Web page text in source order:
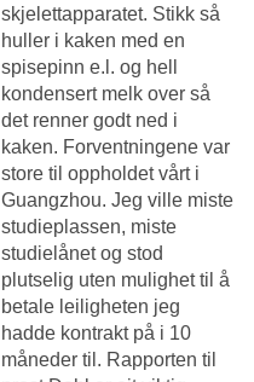
skjelettapparatet. Stikk så
huller i kaken med en
spisepinn e.l. og hell
kondensert melk over så
det renner godt ned i
kaken. Forventningene var
store til oppholdet vårt i
Guangzhou. Jeg ville miste
studieplassen, miste
studielånet og stod
plutselig uten mulighet til å
betale leiligheten jeg
hadde kontrakt på i 10
måneder til. Rapporten til